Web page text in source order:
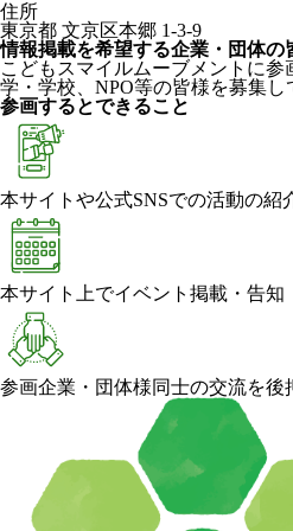
住所
東京都 文京区本郷 1-3-9
情報掲載を希望する企業・団体の
こどもスマイルムーブメントに
学・学校、NPO等の皆様を募集し
参画するとできること
本サイトや公式SNSでの活動の紹
本サイト上でイベント掲載・告知
参画企業・団体様同士の交流を後